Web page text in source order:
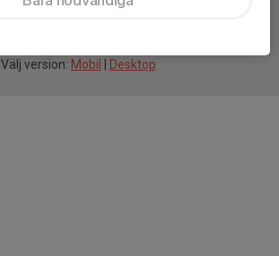
Välj version: Mobil Desktop